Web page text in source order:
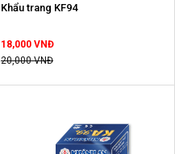
Khẩu trang KF94
18,000 VNĐ
20,000 VNĐ